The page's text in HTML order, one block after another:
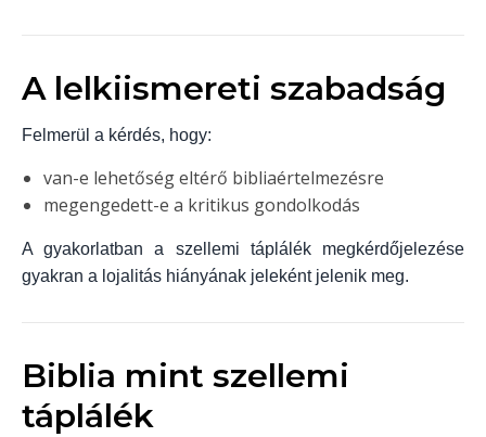
A lelkiismereti szabadság
Felmerül a kérdés, hogy:
van-e lehetőség eltérő bibliaértelmezésre
megengedett-e a kritikus gondolkodás
A gyakorlatban a szellemi táplálék megkérdőjelezése
gyakran a lojalitás hiányának jeleként jelenik meg.
Biblia mint szellemi
táplálék